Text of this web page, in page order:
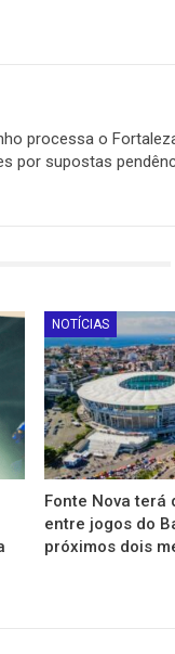
processa o
por supostas
NOTÍCIAS
Fonte Nova terá
entre jogos do
próximos dois